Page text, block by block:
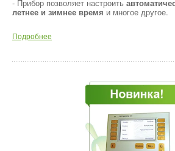
- Прибор позволяет настроить
летнее и зимнее времяи многое другое.
Подробнее